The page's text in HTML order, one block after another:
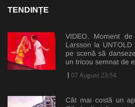
TENDINȚE
VIDEO. Moment
Larsson la
pe scenă să
un tricou semnat de
07 August 23:54
Cât mai costă un